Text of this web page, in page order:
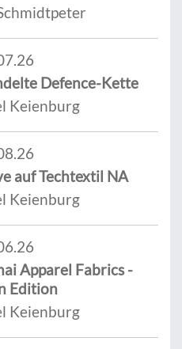
Defence-Kette
Keienburg
auf Techtextil NA
Keienburg
Apparel Fabrics -
Edition
Keienburg